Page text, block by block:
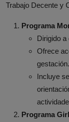
Trabajo Decente y
Programa
Dirigido
Ofrece
gestación.
Incluye
Programa